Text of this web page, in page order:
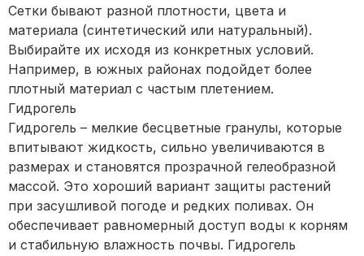
Сетки бывают разной плотности, цвета и
материала (синтетический или натуральный).
Выбирайте их исходя из конкретных условий.
Например, в южных районах подойдет более
плотный материал с частым плетением.
Гидрогель
Гидрогель – мелкие бесцветные гранулы, которые
впитывают жидкость, сильно увеличиваются в
размерах и становятся прозрачной гелеобразной
массой. Это хороший вариант защиты растений
при засушливой погоде и редких поливах. Он
обеспечивает равномерный доступ воды к корням
и стабильную влажность почвы. Гидрогель